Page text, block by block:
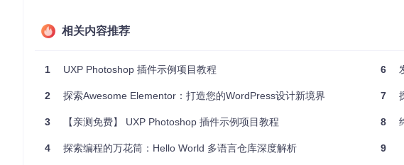
4. 项目特点
清晰结构 ：代码结构遵循WordPress最佳实践，易于阅读和理解。
：包括两种不同类型的Widget（"Hello World"和"Inline Editing"），可立
文档支持：配合官方的Elementor开发者资源，提供全面的指导和帮助。
总的来说，Elementor Hello World Sample Plugin不仅是一个简单的“Hello World”
都有充足的理由尝试一下这个开源项目，发掘出更多可能性。现在就加入，一起探
相关内容推荐
1 UXP Photoshop 插件示例项目教程
2 探索Awesome Elementor：打造您的WordPress设计新境界
3 【亲测免费】 UXP Photoshop 插件示例项目教程
4 探索编程的万花筒：Hello World 多语言仓库深度解析
6
7
8
9